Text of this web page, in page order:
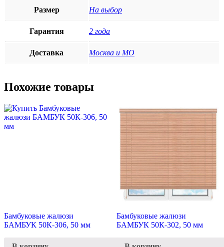
Размер На выбор
Гарантия 2 года
Доставка Москва и МО
Похожие товары
Бамбуковые жалюзи
БАМБУК 50К-306, 50 мм
Бамбуковые жалюзи
БАМБУК 50К-302, 50 мм